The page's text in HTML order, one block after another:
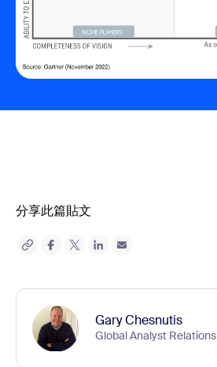
分享此篇貼文
Gary Chesnutis
Global Analyst Relations